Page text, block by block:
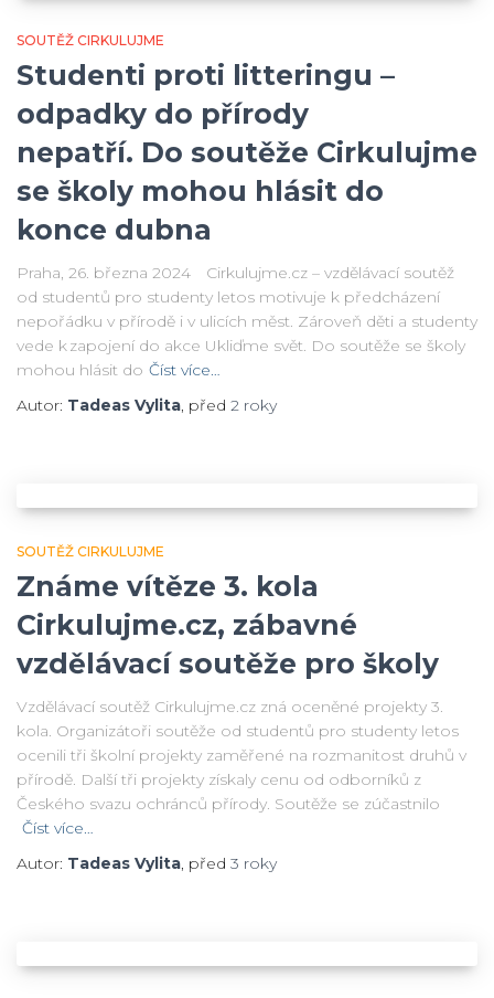
SOUTĚŽ CIRKULUJME
Studenti proti litteringu –
odpadky do přírody
nepatří. Do soutěže Cirkulujme
se školy mohou hlásit do
konce dubna
Praha, 26. března 2024 Cirkulujme.cz – vzdělávací soutěž
od studentů pro studenty letos motivuje k předcházení
nepořádku v přírodě i v ulicích měst. Zároveň děti a studenty
vede k zapojení do akce Ukliďme svět. Do soutěže se školy
mohou hlásit do Číst více…
Autor: Tadeas Vylita, před 2 roky
SOUTĚŽ CIRKULUJME
Známe vítěze 3. kola
Cirkulujme.cz, zábavné
vzdělávací soutěže pro školy
Vzdělávací soutěž Cirkulujme.cz zná oceněné projekty 3.
kola. Organizátoři soutěže od studentů pro studenty letos
ocenili tři školní projekty zaměřené na rozmanitost druhů v
přírodě. Další tři projekty získaly cenu od odborníků z
Českého svazu ochránců přírody. Soutěže se zúčastnilo
Číst více…
Autor: Tadeas Vylita, před 3 roky